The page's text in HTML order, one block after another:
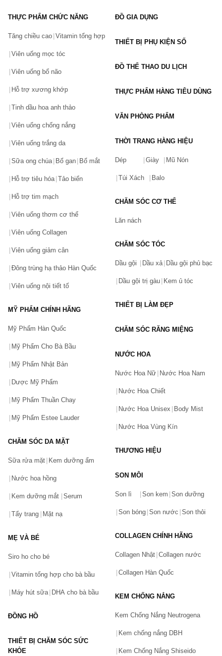
Bạn gặp vấn đề về sản phẩm hay mua hàng?
Hãy báo lỗi cho chúng tôi. Hoặc gọi cho chúng tôi qua số
Vấn đề(*)
THỰC PHẨM CHỨC NĂNG
Tăng chiều cao Vitamin tổng hợp
Viên uống mọc tóc
Viên uống bổ não
Hỗ trợ xương khớp
Tinh dầu hoa anh thảo
Viên uống chống nắng
Viên uống trắng da
Sữa ong chúa Bổ gan Bổ mắt
Hỗ trợ tiêu hóa Tảo biển
Hỗ trợ tim mạch
Viên uống thơm cơ thể
Viên uống Collagen
Viên uống giảm cân
Đông trùng hạ thảo Hàn Quốc
Viên uống nội tiết tố
MỸ PHẨM CHÍNH HÃNG
Mỹ Phẩm Hàn Quốc
Mỹ Phẩm Cho Bà Bầu
Mỹ Phẩm Nhật Bản
Dược Mỹ Phẩm
Mỹ Phẩm Thuần Chay
Mỹ Phẩm Estee Lauder
CHĂM SÓC DA MẶT
Sữa rửa mặt Kem dưỡng ẩm
Nước hoa hồng
Kem dưỡng mắt Serum
Tẩy trang Mặt nạ
MẸ VÀ BÉ
Siro ho cho bé
Vitamin tổng hợp cho bà bầu
Máy hút sữa DHA cho bà bầu
ĐỒNG HỒ
THIẾT BỊ CHĂM SÓC SỨC
KHỎE
ĐỒ GIA DỤNG
THIẾT BỊ PHỤ KIỆN SỐ
ĐỒ THỂ THAO DU LỊCH
THỰC PHẨM HÀNG TIÊU DÙNG
VĂN PHÒNG PHẨM
THỜI TRANG HÀNG HIỆU
Dép Giày Mũ Nón
Túi Xách Balo
CHĂM SÓC CƠ THỂ
Lăn nách
CHĂM SÓC TÓC
Dầu gội Dầu xả Dầu gội phủ bạc
Dầu gội trị gàu Kem ủ tóc
THIẾT BỊ LÀM ĐẸP
CHĂM SÓC RĂNG MIỆNG
NƯỚC HOA
Nước Hoa Nữ Nước Hoa Nam
Nước Hoa Chiết
Nước Hoa Unisex Body Mist
Nước Hoa Vùng Kín
THƯƠNG HIỆU
SON MÔI
Son lì Son kem Son dưỡng
Son bóng Son nước Son thỏi
COLLAGEN CHÍNH HÃNG
Collagen Nhật Collagen nước
Collagen Hàn Quốc
KEM CHỐNG NẮNG
Kem Chống Nắng Neutrogena
Kem chống nắng DBH
Kem Chống Nắng Shiseido